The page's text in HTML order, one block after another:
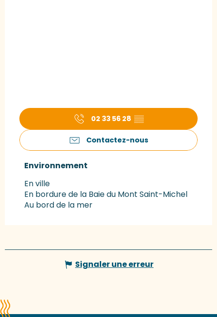
02 33 56 28 ▒▒
Contactez-nous
Environnement
Environnement
En ville
En bordure de la Baie du Mont Saint-Michel
Au bord de la mer
Signaler une erreur